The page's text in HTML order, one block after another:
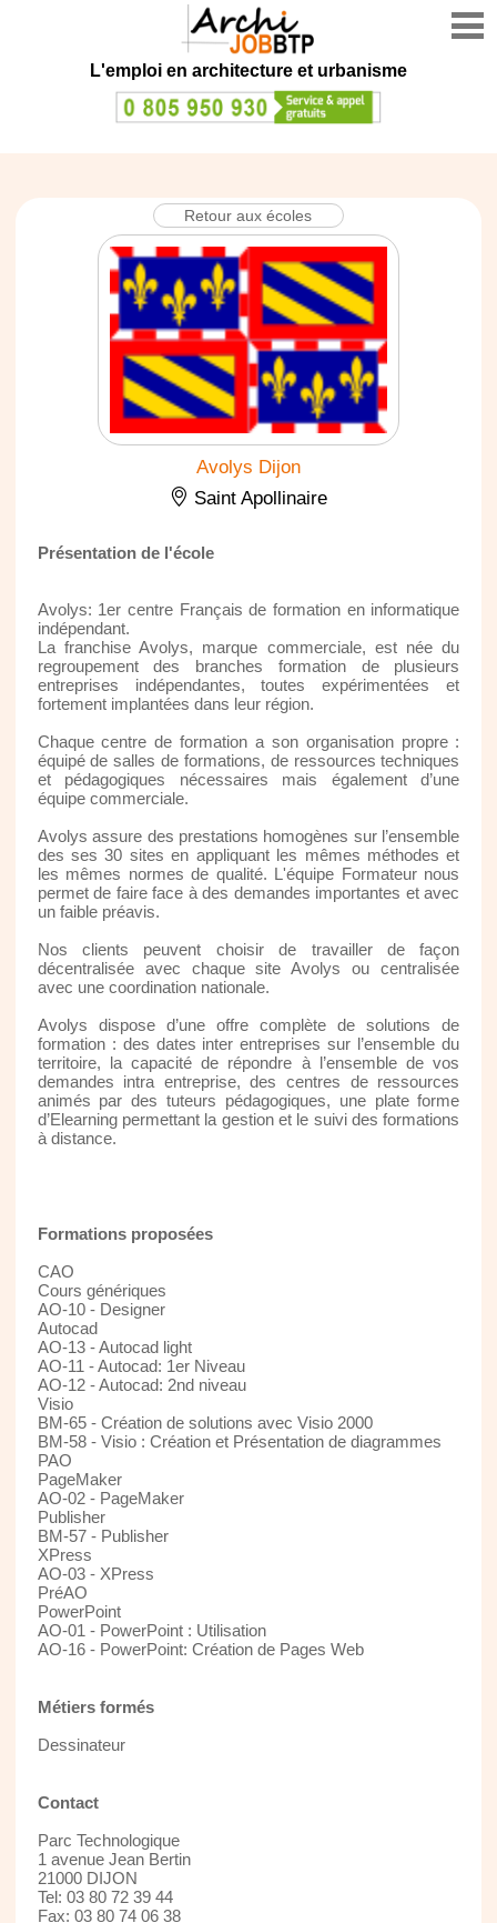
L'emploi en architecture et urbanisme
Retour aux écoles
Avolys Dijon
Saint Apollinaire
Présentation de l'école
Avolys: 1er centre Français de formation en informatique
indépendant.
La franchise Avolys, marque commerciale, est née du
regroupement des branches formation de plusieurs
entreprises indépendantes, toutes expérimentées et
fortement implantées dans leur région.
Chaque centre de formation a son organisation propre :
équipé de salles de formations, de ressources techniques
et pédagogiques nécessaires mais également d’une
équipe commerciale.
Avolys assure des prestations homogènes sur l’ensemble
des ses 30 sites en appliquant les mêmes méthodes et
les mêmes normes de qualité. L'équipe Formateur nous
permet de faire face à des demandes importantes et avec
un faible préavis.
Nos clients peuvent choisir de travailler de façon
décentralisée avec chaque site Avolys ou centralisée
avec une coordination nationale.
Avolys dispose d’une offre complète de solutions de
formation : des dates inter entreprises sur l’ensemble du
territoire, la capacité de répondre à l’ensemble de vos
demandes intra entreprise, des centres de ressources
animés par des tuteurs pédagogiques, une plate forme
d’Elearning permettant la gestion et le suivi des formations
à distance.
Formations proposées
CAO
Cours génériques
AO-10 - Designer
Autocad
AO-13 - Autocad light
AO-11 - Autocad: 1er Niveau
AO-12 - Autocad: 2nd niveau
Visio
BM-65 - Création de solutions avec Visio 2000
BM-58 - Visio : Création et Présentation de diagrammes
PAO
PageMaker
AO-02 - PageMaker
Publisher
BM-57 - Publisher
XPress
AO-03 - XPress
PréAO
PowerPoint
AO-01 - PowerPoint : Utilisation
AO-16 - PowerPoint: Création de Pages Web
Métiers formés
Dessinateur
Contact
Parc Technologique
1 avenue Jean Bertin
21000 DIJON
Tel: 03 80 72 39 44
Fax: 03 80 74 06 38